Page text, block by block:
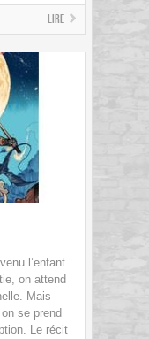
Lire
l’enfant
on attend
Mais
se prend
Le récit